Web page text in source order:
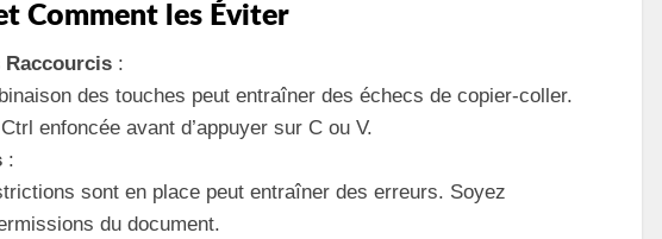
Comment les Éviter
Raccourcis :
des touches peut entraîner des échecs de copier-coller.
enfoncée avant d’appuyer sur C ou V.
:
sont en place peut entraîner des erreurs. Soyez
du document.